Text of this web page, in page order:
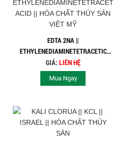
EDTA 2NA ||
ETHYLENEDIAMINETETRACETIC
ACID || HÓA CHẤT THỦY SẢN VIỆT
MỸ
GIÁ: LIÊN HỆ
Mua Ngay